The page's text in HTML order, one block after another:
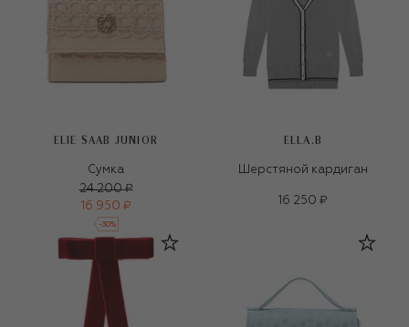
ELIE SAAB JUNIOR
Сумка
24 200 ₽
16 950 ₽
-30%
ELLA.B
Шерстяной кардиган
16 250 ₽